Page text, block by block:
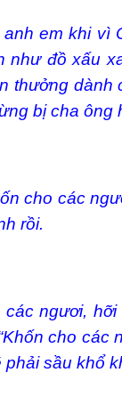
anh em khi vì
như đồ xấu
thưởng dành
bị cha ông
cho các
rồi.
các ngươi,
cho các
sầu khổ